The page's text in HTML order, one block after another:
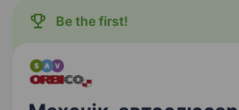
Be the first!